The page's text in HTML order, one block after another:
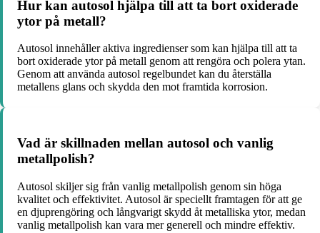
Hur kan autosol hjälpa till att ta bort oxiderade
ytor på metall?
Autosol innehåller aktiva ingredienser som kan hjälpa till att ta
bort oxiderade ytor på metall genom att rengöra och polera ytan.
Genom att använda autosol regelbundet kan du återställa
metallens glans och skydda den mot framtida korrosion.
Vad är skillnaden mellan autosol och vanlig
metallpolish?
Autosol skiljer sig från vanlig metallpolish genom sin höga
kvalitet och effektivitet. Autosol är speciellt framtagen för att ge
en djuprengöring och långvarigt skydd åt metalliska ytor, medan
vanlig metallpolish kan vara mer generell och mindre effektiv.